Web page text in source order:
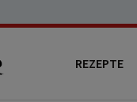
REZEPTE